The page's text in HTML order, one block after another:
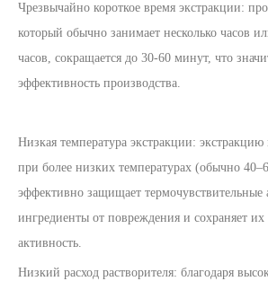
Чрезвычайно короткое время экстракции:
который обычно занимает несколько часов
часов, сокращается до 30-60 минут, что
эффективность производства.
Низкая температура экстракции:
при более низких температурах (обычно
эффективно защищает термочувствительные
ингредиенты от повреждения и сохраняет
активность.
Низкий расход растворителя: благодаря